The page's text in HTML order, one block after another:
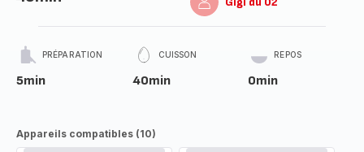
PRÉPARATION
5min
CUISSON
40min
REPOS
0min
Appareils compatibles (10)